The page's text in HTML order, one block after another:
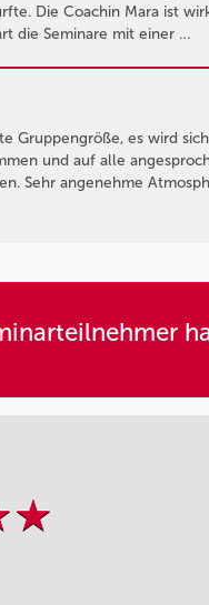
Die Coachin Mara ist
die Seminare mit einer …
Gruppengröße, es wird
und auf alle
Sehr angenehme